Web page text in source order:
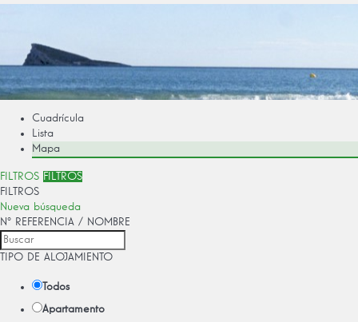
Cuadrícula
Lista
Mapa
FILTROS FILTROS
FILTROS
Nueva búsqueda
Nº REFERENCIA / NOMBRE
TIPO DE ALOJAMIENTO
Todos
Apartamento